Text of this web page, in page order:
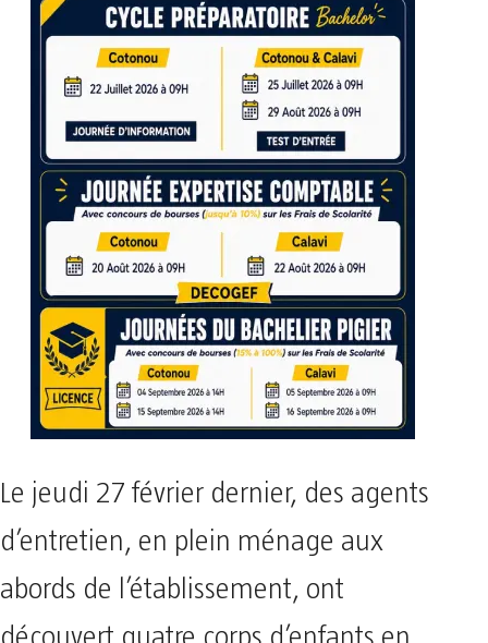
Le jeudi 27 février dernier, des agents
d’entretien, en plein ménage aux
abords de l’établissement, ont